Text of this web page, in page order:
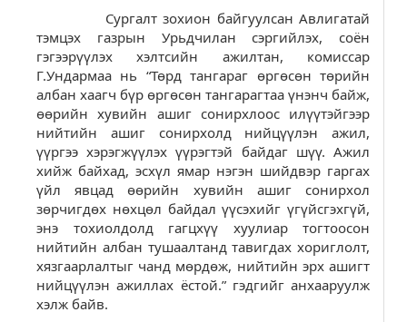
Сургалт зохион байгуулсан Авлигатай
тэмцэх газрын Урьдчилан сэргийлэх, соён
гэгээрүүлэх хэлтсийн ажилтан, комиссар
Г.Ундармаа нь “Төрд тангараг өргөсөн төрийн
албан хаагч бүр өргөсөн тангарагтаа үнэнч байж,
өөрийн хувийн ашиг сонирхлоос илүүтэйгээр
нийтийн ашиг сонирхолд нийцүүлэн ажил,
үүргээ хэрэгжүүлэх үүрэгтэй байдаг шүү. Ажил
хийж байхад, эсхүл ямар нэгэн шийдвэр гаргах
үйл явцад өөрийн хувийн ашиг сонирхол
зөрчигдөх нөхцөл байдал үүсэхийг үгүйсгэхгүй,
энэ тохиолдолд гагцхүү хуулиар тогтоосон
нийтийн албан тушаалтанд тавигдах хориглолт,
хязгаарлалтыг чанд мөрдөж, нийтийн эрх ашигт
нийцүүлэн ажиллах ёстой.” гэдгийг анхааруулж
хэлж байв.